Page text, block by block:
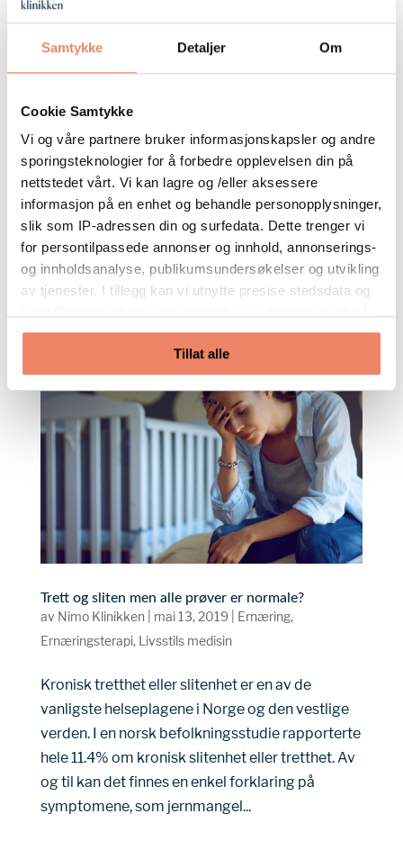
Samtykke Detaljer Om
Cookie Samtykke
Vi og våre partnere bruker informasjonskapsler og andre
sporingsteknologier for å forbedre opplevelsen din på
nettstedet vårt. Vi kan lagre og /eller aksessere
informasjon på en enhet og behandle personopplysninger,
slik som IP-adressen din og surfedata. Dette trenger vi
for persontilpassede annonser og innhold, annonserings-
og innholdsanalyse, publikumsundersøkelser og utvikling
av tjenester. I tillegg kan vi utnytte presise stedsdata og
at ditt samtykke også gjelder for alle underdomenene
våre. Når du har gitt tillatelse, vil det dukke opp en
flytende handlingsknapp nederst på skjermen din som lar
deg endre eller trekke tilbake samtykket ditt når som
helst. Vi respekterer dine valg og er forpliktet til å gi deg
en gjennomsiktig og sikker nettleseropplevelse.
Tillat alle
Fertilitet og infertilitet
Nimo Klinikken
Ernæringsterapi
Livsstils medisin
Hva forteller avføringen din om din fertilitet?
Hva sier din avføring om din fertilitet? Få bedre
fertilitet med en avføringsprøve! Er du en av dem
som rynker panna akkurat nå- og lurer på
hvorfor du skal ta en avføringsprøve? En del av
oss har tatt en avføringsprøve...
Trett og sliten men alle prøver er normale?
av Nimo Klinikken| mai 13, 2019| Ernæring,
Ernæringsterapi, Livsstils medisin
Kronisk tretthet eller slitenhet er en av de
vanligste helseplagene i Norge og den vestlige
verden. I en norsk befolkningsstudie rapporterte
hele 11.4% om kronisk slitenhet eller tretthet. Av
og til kan det finnes en enkel forklaring på
symptomene, som jernmangel...